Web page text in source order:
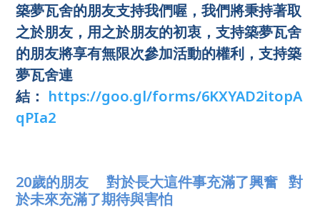
築夢瓦舍的朋友支持我們喔，我們將秉持著取
之於朋友，用之於朋友的初衷，支持築夢瓦舍
的朋友將享有無限次參加活動的權利，支持築
夢瓦舍連
結： https://goo.gl/forms/6KXYAD2itopA
qPIa2
20歲的朋友 對於長大這件事充滿了興奮 對
於未來充滿了期待與害怕